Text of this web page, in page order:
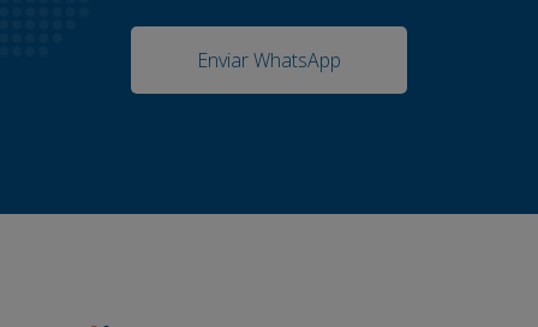
Enviar WhatsApp